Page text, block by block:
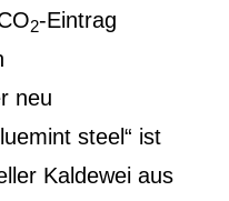
2-Eintrag
neu
steel“ ist
Kaldewei aus